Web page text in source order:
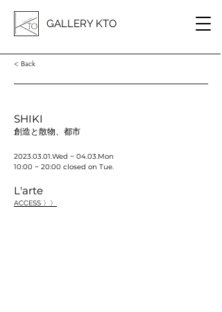
GALLERY KTO
< Back
SHIKI
創造と散物、都市
2023.03.01.Wed ~ 04.03.Mon
10:00 ~ 20:00 closed on Tue.
L'arte
ACCESS 〉〉